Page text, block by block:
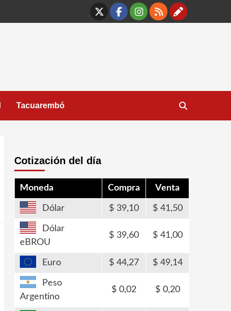
X Facebook
Instagram
RSS
Tacuarembó
Cotización del día
Moneda Compra Venta
Dólar 39,10 41,50
Dólar
eBROU
39,60 41,00
Euro 44,27 49,14
Peso
Argentino
0,02 0,20